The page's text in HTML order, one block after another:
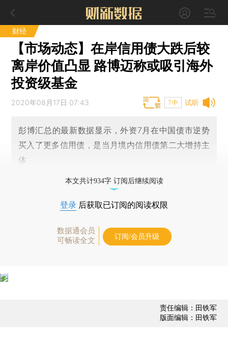
财经
【市场动态】在岸信用债大跌后较
离岸价值凸显 路博迈称或吸引海外
投资级基金
试听
2020年08月17日 07:43 T中
彭博汇总的最新数据显示，外资7月在中国债市逆势
买入了更多信用债，是当月境内信用债第二大增持主
体
本文共计934字 订阅后继续阅读
登录 后获取已订阅的阅读权限
数据通会员
可畅读全文
订阅/会员升级
责任编辑：田铁军
版面编辑：田铁军